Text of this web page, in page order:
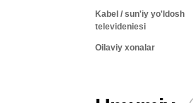
Kabel / sun'iy yo'ldosh
televideniesi
Oilaviy xonalar